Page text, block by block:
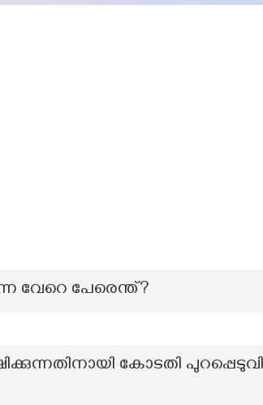
വേറെ പേരെന്ത്?
കോടതി